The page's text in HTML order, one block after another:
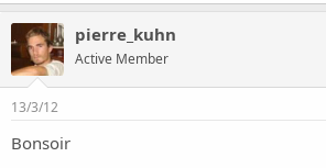
pierre_kuhn
Active Member
13/3/12
Bonsoir